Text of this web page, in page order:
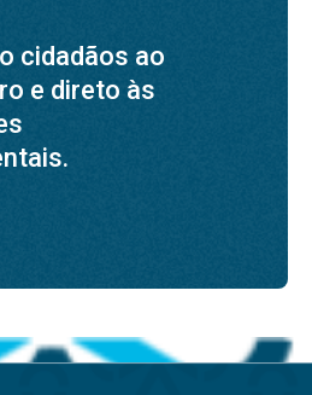
cidadãos ao
e direto às